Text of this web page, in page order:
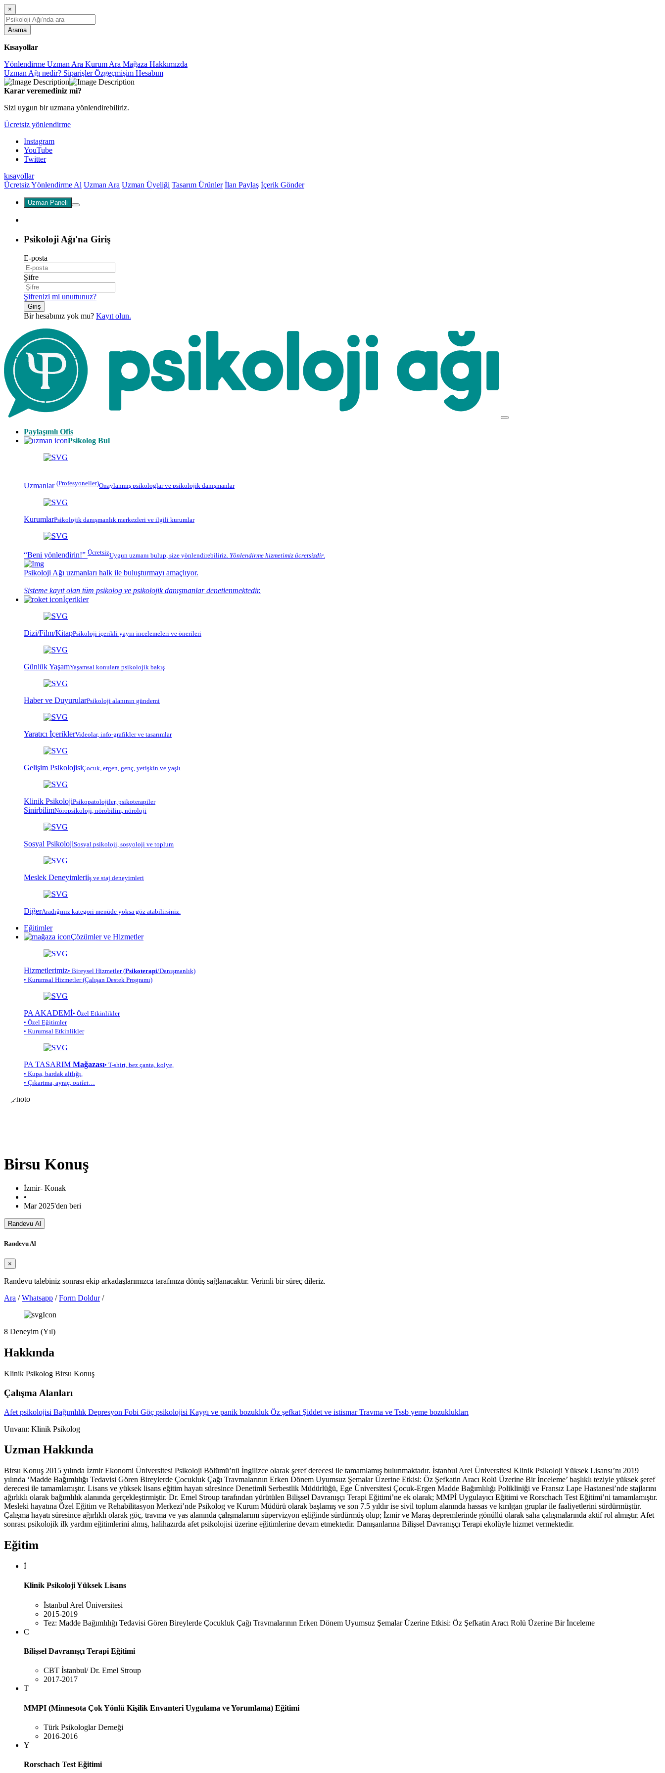
×
Arama
Kısayollar
Yönlendirme Uzman Ara Kurum Ara Mağaza Hakkımızda
Uzman Ağı nedir? SiparişlerÖzgeçmişim Hesabım
Karar veremediniz mi?
Sizi uygun bir uzmana yönlendirebiliriz.
Ücretsiz yönlendirme
Instagram
YouTube
Twitter
kısayollar
Ücretsiz Yönlendirme Al Uzman Ara Uzman Üyeliği Tasarım Ürünler İlan Paylaş İçerik Gönder
Uzman Paneli
Psikoloji Ağı'na Giriş
E-posta
Şifre
Şifrenizi mi unuttunuz?
Giriş
Bir hesabınız yok mu? Kayıt olun.
Paylaşımlı Ofis
Psikolog Bul
Uzmanlar (Profesyoneller)Onaylanmış psikologlarve psikolojik danışmanlar
KurumlarPsikolojik danışmanlık merkezleri ve ilgili kurumlar
“Beni yönlendirin!” ÜcretsizUygun uzmanı bulup, size yönlendirebiliriz. Yönlendirme hizmetimiz ücretsizdir.
Psikoloji Ağı uzmanları halk ile buluşturmayı amaçlıyor.
Sisteme kayıt olan tüm psikolog ve psikolojik danışmanlar denetlenmektedir.
İçerikler
Dizi/Film/KitapPsikoloji içerikli yayın incelemeleri ve önerileri
Günlük YaşamYaşamsal konulara psikolojik bakış
Haber ve DuyurularPsikoloji alanının gündemi
Yaratıcı İçeriklerVideolar, info-grafikler ve tasarımlar
Gelişim PsikolojisiÇocuk, ergen, genç, yetişkin ve yaşlı
Klinik PsikolojiPsikopatolojiler, psikoterapiler
SinirbilimNöropsikoloji, nörobilim, nöroloji
Sosyal PsikolojiSosyal psikoloji, sosyoloji ve toplum
Meslek Deneyimleriİş ve staj deneyimleri
DiğerAradığınız kategori menüde yoksa göz atabilirsiniz.
Eğitimler
Çözümler ve Hizmetler
Hizmetlerimiz• Bireysel Hizmetler (Psikoterapi/Danışmanlık)
• Kurumsal Hizmetler (Çalışan Destek Programı)
PA AKADEMİ• Özel Etkinlikler
• Özel Eğitimler
• Kurumsal Etkinlikler
PA TASARIM Mağazası• T-shirt, bez çanta, kolye,
• Kupa, bardak altlığı,
• Çıkartma, ayraç, outlet…
Birsu Konuş
İzmir- Konak
•
Mar 2025'den beri
Randevu Al
Randevu Al
×
Randevu talebiniz sonrası ekip arkadaşlarımızca tarafınıza dönüş sağlanacaktır. Verimli bir süreç dileriz.
Ara /Whatsapp /Form Doldur/
8 Deneyim (Yıl)
Hakkında
Klinik Psikolog Birsu Konuş
Çalışma Alanları
Afet psikolojisi Bağımlılık Depresyon Fobi Göç psikolojisi Kaygı ve panik bozukluk Öz şefkat Şiddet ve istismarTravma ve Tssb yeme bozuklukları
Unvanı: Klinik Psikolog
Uzman Hakkında
Birsu Konuş 2015 yılında İzmir Ekonomi Üniversitesi Psikoloji Bölümü’nü İngilizce olarak şeref derecesi ile tamamlamış bulunmaktadır. İstanbul Arel Üniversitesi Klinik Psikoloji Yüksek Lisansı’nı 2019
yılında ‘Madde Bağımlılığı Tedavisi Gören Bireylerde Çocukluk Çağı Travmalarının Erken Dönem Uyumsuz Şemalar Üzerine Etkisi: Öz Şefkatin Aracı Rolü Üzerine Bir İnceleme’ başlıklı teziyle yüksek şeref
derecesi ile tamamlamıştır. Lisans ve yüksek lisans eğitim hayatı süresince Denetimli Serbestlik Müdürlüğü, Ege Üniversitesi Çocuk-Ergen Madde Bağımlılığı Polikliniği ve Fransız Lape Hastanesi’nde stajlarını
ağırlıklı olarak bağımlılık alanında gerçekleştirmiştir. Dr. Emel Stroup tarafından yürütülen Bilişsel Davranışçı Terapi Eğitimi’ne ek olarak; MMPİ Uygulayıcı Eğitimi ve Rorschach Test Eğitimi’ni tamamlamıştır.
Mesleki hayatına Özel Eğitim ve Rehabilitasyon Merkezi’nde Psikolog ve Kurum Müdürü olarak başlamış ve son 7.5 yıldır ise sivil toplum alanında hassas ve kırılgan gruplar ile faaliyetlerini sürdürmüştür.
Çalışma hayatı süresince ağırlıklı olarak göç, travma ve yas alanında çalışmalarımı süpervizyon eşliğinde sürdürmüş olup; İzmir ve Maraş depremlerinde gönüllü olarak saha çalışmalarında aktif rol almıştır. Afet
sonrası psikolojik ilk yardım eğitimlerini almış, halihazırda afet psikolojisi üzerine eğitimlerine devam etmektedir. Danışanlarına Bilişsel Davranışçı Terapi ekolüyle hizmet vermektedir.
Eğitim
İ
Klinik Psikoloji Yüksek Lisans
İstanbul Arel Üniversitesi
2015-2019
Tez: Madde Bağımlılığı Tedavisi Gören Bireylerde Çocukluk Çağı Travmalarının Erken Dönem Uyumsuz Şemalar Üzerine Etkisi: Öz Şefkatin Aracı Rolü Üzerine Bir İnceleme
C
Bilişsel Davranışçı Terapi Eğitimi
CBT İstanbul/ Dr. Emel Stroup
2017-2017
T
MMPI (Minnesota Çok Yönlü Kişilik Envanteri Uygulama ve Yorumlama) Eğitimi
Türk Psikologlar Derneği
2016-2016
Y
Rorschach Test Eğitimi